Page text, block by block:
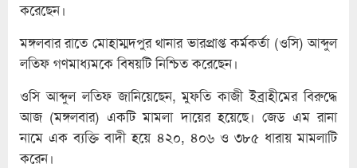
করেছেন।
মঙ্গলবার রাতে মোহাম্মদপুর থানার ভারপ্রাপ্ত কর্মকর্তা (ওসি) আব্দুল
লতিফ গণমাধ্যমকে বিষয়টি নিশ্চিত করেছেন।
ওসি আব্দুল লতিফ জানিয়েছেন, মুফতি কাজী ইব্রাহীমের বিরুদ্ধে
আজ (মঙ্গলবার) একটি মামলা দায়ের হয়েছে। জেড এম রানা
নামে এক ব্যক্তি বাদী হয়ে ৪২০, ৪০৬ ও ৩৮৫ ধারায় মামলাটি
করেন।